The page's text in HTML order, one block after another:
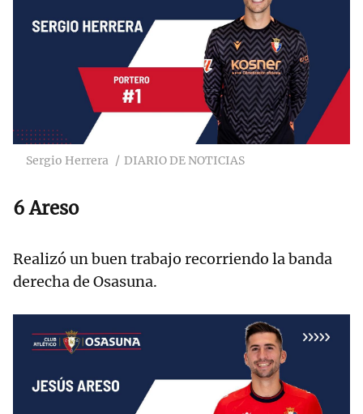
Sergio Herrera DIARIO DE NOTICIAS
6 Areso
Realizó un buen trabajo recorriendo la banda
derecha de Osasuna.